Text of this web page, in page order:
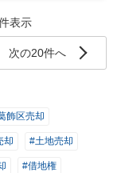
表示
次の20件へ
飾区売却
却 #土地売却
#借地権